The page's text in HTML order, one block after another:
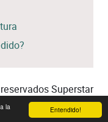
Entendido!
la
Superstar